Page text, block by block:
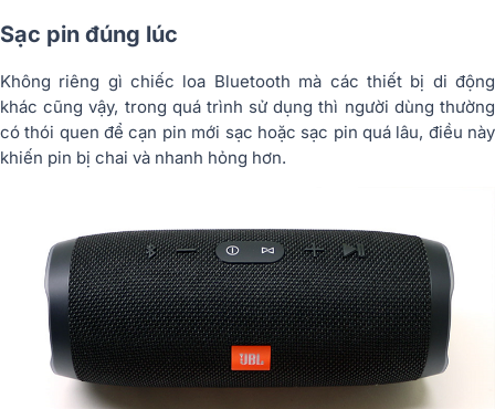
Sạc pin đúng lúc
Không riêng gì chiếc loa Bluetooth mà các thiết bị di động
khác cũng vậy, trong quá trình sử dụng thì người dùng thường
có thói quen để cạn pin mới sạc hoặc sạc pin quá lâu, điều này
khiến pin bị chai và nhanh hỏng hơn.